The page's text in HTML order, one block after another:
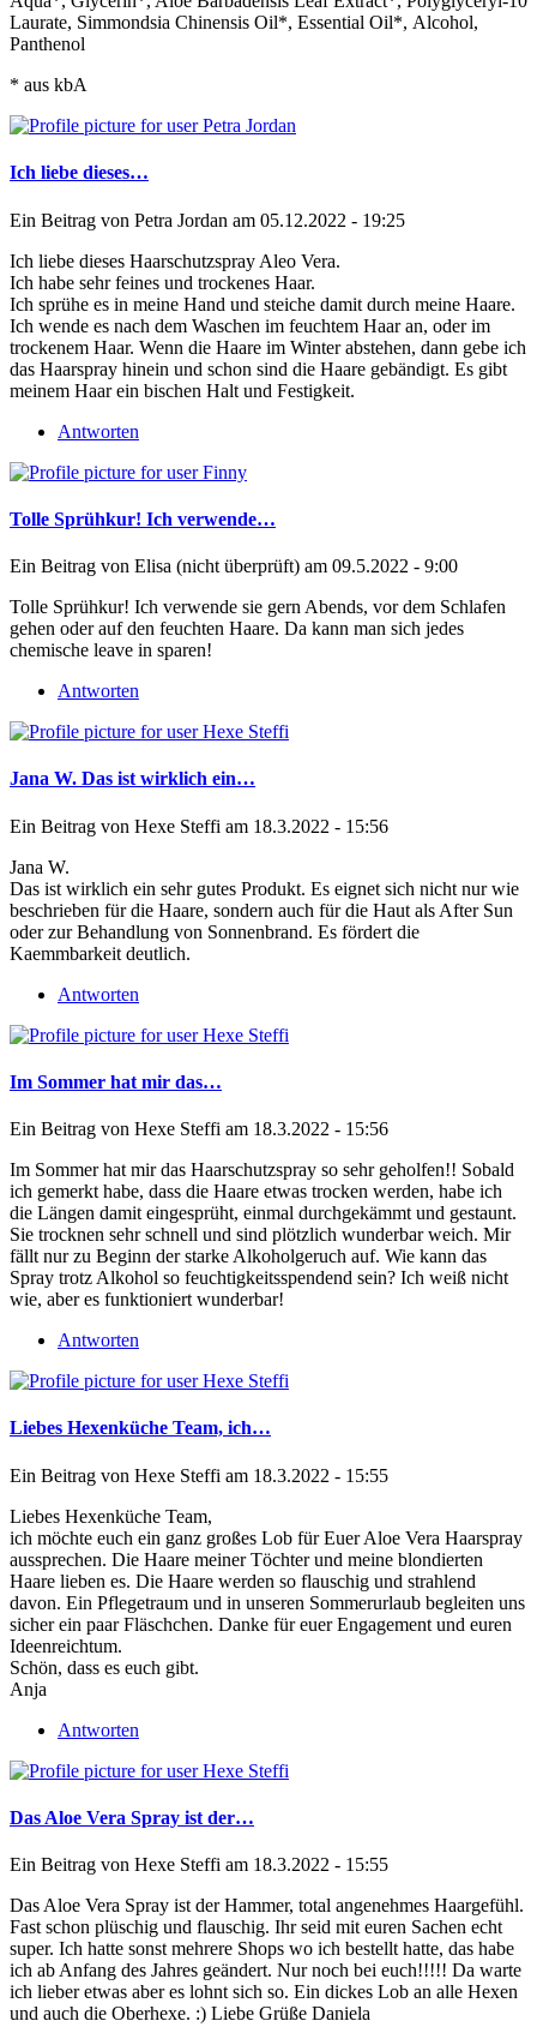
Laurate, Simmondsia Chinensis Oil*, Essential Oil*, Alcohol,
Panthenol
* aus kbA
Ich liebe dieses…
Ein Beitrag von Petra Jordan am 05.12.2022 - 19:25
Ich liebe dieses Haarschutzspray Aleo Vera.
Ich habe sehr feines und trockenes Haar.
Ich sprühe es in meine Hand und steiche damit durch meine Haare.
Ich wende es nach dem Waschen im feuchtem Haar an, oder im
trockenem Haar. Wenn die Haare im Winter abstehen, dann gebe ich
das Haarspray hinein und schon sind die Haare gebändigt. Es gibt
meinem Haar ein bischen Halt und Festigkeit.
Antworten
Tolle Sprühkur! Ich verwende…
Ein Beitrag von Elisa (nicht überprüft) am 09.5.2022 - 9:00
Tolle Sprühkur! Ich verwende sie gern Abends, vor dem Schlafen
gehen oder auf den feuchten Haare. Da kann man sich jedes
chemische leave in sparen!
Antworten
Jana W. Das ist wirklich ein…
Ein Beitrag von Hexe Steffi am 18.3.2022 - 15:56
Jana W.
Das ist wirklich ein sehr gutes Produkt. Es eignet sich nicht nur wie
beschrieben für die Haare, sondern auch für die Haut als After Sun
oder zur Behandlung von Sonnenbrand. Es fördert die
Kaemmbarkeit deutlich.
Antworten
Im Sommer hat mir das…
Ein Beitrag von Hexe Steffi am 18.3.2022 - 15:56
Im Sommer hat mir das Haarschutzspray so sehr geholfen!! Sobald
ich gemerkt habe, dass die Haare etwas trocken werden, habe ich
die Längen damit eingesprüht, einmal durchgekämmt und gestaunt.
Sie trocknen sehr schnell und sind plötzlich wunderbar weich. Mir
fällt nur zu Beginn der starke Alkoholgeruch auf. Wie kann das
Spray trotz Alkohol so feuchtigkeitsspendend sein? Ich weiß nicht
wie, aber es funktioniert wunderbar!
Antworten
Liebes Hexenküche Team, ich…
Ein Beitrag von Hexe Steffi am 18.3.2022 - 15:55
Liebes Hexenküche Team,
ich möchte euch ein ganz großes Lob für Euer Aloe Vera Haarspray
aussprechen. Die Haare meiner Töchter und meine blondierten
Haare lieben es. Die Haare werden so flauschig und strahlend
davon. Ein Pflegetraum und in unseren Sommerurlaub begleiten uns
sicher ein paar Fläschchen. Danke für euer Engagement und euren
Ideenreichtum.
Schön, dass es euch gibt.
Anja
Antworten
Das Aloe Vera Spray ist der…
Ein Beitrag von Hexe Steffi am 18.3.2022 - 15:55
Das Aloe Vera Spray ist der Hammer, total angenehmes Haargefühl.
Fast schon plüschig und flauschig. Ihr seid mit euren Sachen echt
super. Ich hatte sonst mehrere Shops wo ich bestellt hatte, das habe
ich ab Anfang des Jahres geändert. Nur noch bei euch!!!!! Da warte
ich lieber etwas aber es lohnt sich so. Ein dickes Lob an alle Hexen
und auch die Oberhexe. :) Liebe Grüße Daniela